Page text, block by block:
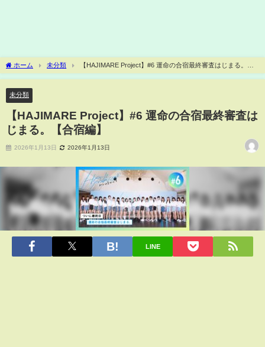
ホーム 未分類
【HAJIMARE Project】#6 運命の合宿最終審査はじまる。
【合宿編】
未分類
【HAJIMARE Project】#6 運命の合宿最終審査は
じまる。【合宿編】
2026年1月13日 2026年1月13日
LINE